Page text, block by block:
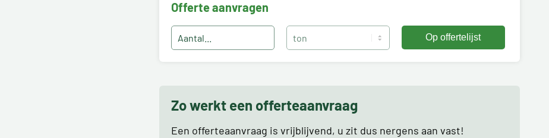
Offerte aanvragen
Zo werkt een offerteaanvraag
Een offerteaanvraag is vrijblijvend, u zit dus nergens aan vast!